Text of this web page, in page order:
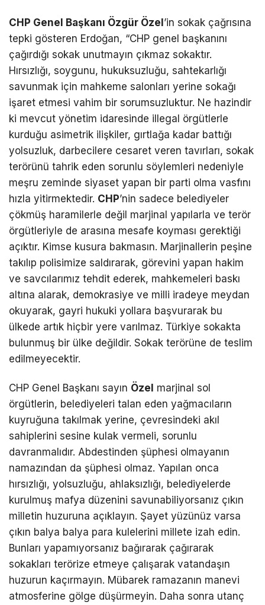
CHP Genel Başkanı Özgür Özel ’in sokak çağrısına
tepki gösteren Erdoğan, “CHP genel başkanını
çağırdığı sokak unutmayın çıkmaz sokaktır.
Hırsızlığı, soygunu, hukuksuzluğu, sahtekarlığı
savunmak için mahkeme salonları yerine sokağı
işaret etmesi vahim bir sorumsuzluktur. Ne hazindir
ki mevcut yönetim idaresinde illegal örgütlerle
kurduğu asimetrik ilişkiler, gırtlağa kadar battığı
yolsuzluk, darbecilere cesaret veren tavırları, sokak
terörünü tahrik eden sorunlu söylemleri nedeniyle
meşru zeminde siyaset yapan bir parti olma vasfını
hızla yitirmektedir. CHP’nin sadece belediyeler
çökmüş haramilerle değil marjinal yapılarla ve terör
örgütleriyle de arasına mesafe koyması gerektiği
açıktır. Kimse kusura bakmasın. Marjinallerin peşine
takılıp polisimize saldırarak, görevini yapan hakim
ve savcılarımız tehdit ederek, mahkemeleri baskı
altına alarak, demokrasiye ve milli iradeye meydan
okuyarak, gayri hukuki yollara başvurarak bu
ülkede artık hiçbir yere varılmaz. Türkiye sokakta
bulunmuş bir ülke değildir. Sokak terörüne de teslim
edilmeyecektir.
CHP Genel Başkanı sayın Özel marjinal sol
örgütlerin, belediyeleri talan eden yağmacıların
kuyruğuna takılmak yerine, çevresindeki akıl
sahiplerini sesine kulak vermeli, sorunlu
davranmalıdır. Abdestinden şüphesi olmayanın
namazından da şüphesi olmaz. Yapılan onca
hırsızlığı, yolsuzluğu, ahlaksızlığı, belediyelerde
kurulmuş mafya düzenini savunabiliyorsanız çıkın
milletin huzuruna açıklayın. Şayet yüzünüz varsa
çıkın balya balya para kulelerini millete izah edin.
Bunları yapamıyorsanız bağırarak çağırarak
sokakları terörize etmeye çalışarak vatandaşın
huzurun kaçırmayın. Mübarek ramazanın manevi
atmosferine gölge düşürmeyin. Daha sonra utanç